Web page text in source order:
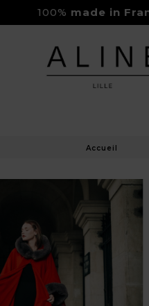
100% made in
Livraison Gratuite à
Accueil